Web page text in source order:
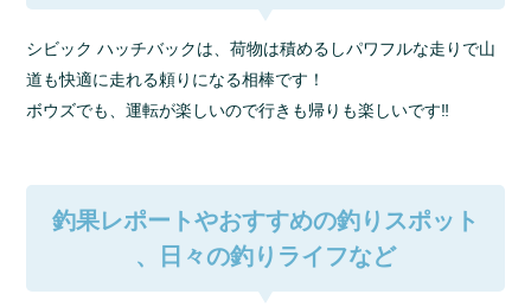
シビック ハッチバックは、荷物は積めるしパワフルな走りで山
道も快適に走れる頼りになる相棒です！
ボウズでも、運転が楽しいので行きも帰りも楽しいです‼︎
釣果レポートやおすすめの釣りスポット
、日々の釣りライフなど